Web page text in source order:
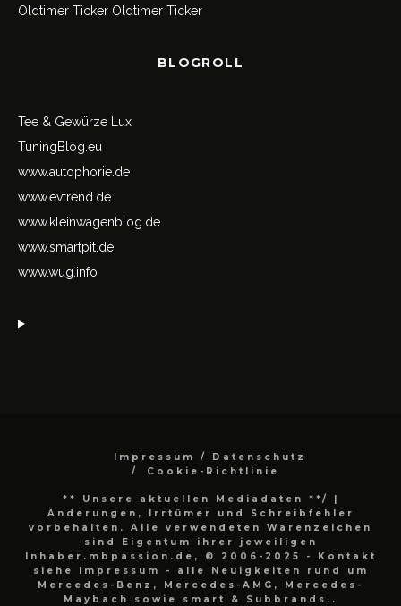
Oldtimer Ticker Oldtimer Ticker
BLOGROLL
Tee & Gewürze Lux
TuningBlog.eu
www.autophorie.de
www.evtrend.de
www.kleinwagenblog.de
www.smartpit.de
www.wug.info
Impressum / Datenschutz
Cookie-Richtlinie
** Unsere aktuellen Mediadaten **/
|
Änderungen, Irrtümer und Schreibfehler
vorbehalten. Alle verwendeten Warenzeichen
sind Eigentum ihrer jeweiligen
Inhaber.mbpassion.de, © 2006-2025 - Kontakt
siehe Impressum - alle Neuigkeiten rund um
Mercedes-Benz, Mercedes-AMG, Mercedes-
Maybach sowie smart & Subbrands..